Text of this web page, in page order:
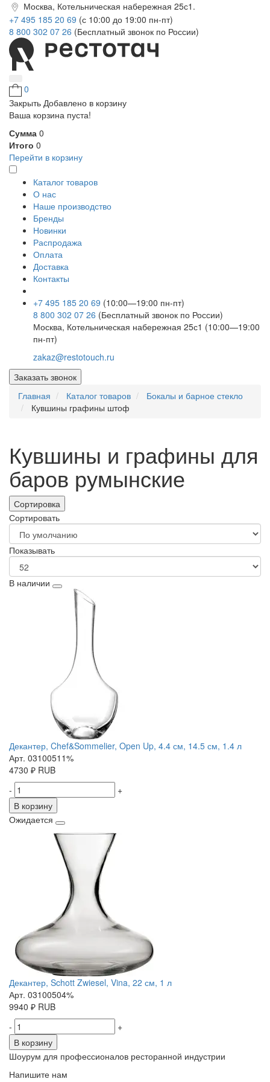
Москва, Котельническая набережная 25с1.
+7 495 185 20 69 (с 10:00 до 19:00 пн-пт)
8 800 302 07 26 (Бесплатный звонок по России)
0
Закрыть Добавлено в корзину
Ваша корзина пуста!
Сумма 0
Итого 0
Перейти в корзину
Каталог товаров
О нас
Наше производство
Бренды
Новинки
Распродажа
Оплата
Доставка
Контакты
+7 495 185 20 69 (10:00—19:00 пн-пт)
8 800 302 07 26 (Бесплатный звонок по России)
Москва, Котельническая набережная 25с1 (10:00—19:00
пн-пт)
zakaz@restotouch.ru
Заказать звонок
Главная
Каталог товаров
Бокалы и барное стекло
Кувшины графины штоф
Кувшины и графины для
баров румынские
Сортировка
Сортировать
Показывать
В наличии
Декантер, Chef&Sommelier, Open Up, 4.4 см, 14.5 см, 1.4 л
Арт. 03100511%
4730 ₽ RUB
-
+
В корзину
Ожидается
Декантер, Schott Zwiesel, Vina, 22 см, 1 л
Арт. 03100504%
9940 ₽ RUB
-
+
В корзину
Шоурум для профессионалов ресторанной индустрии
Напишите нам